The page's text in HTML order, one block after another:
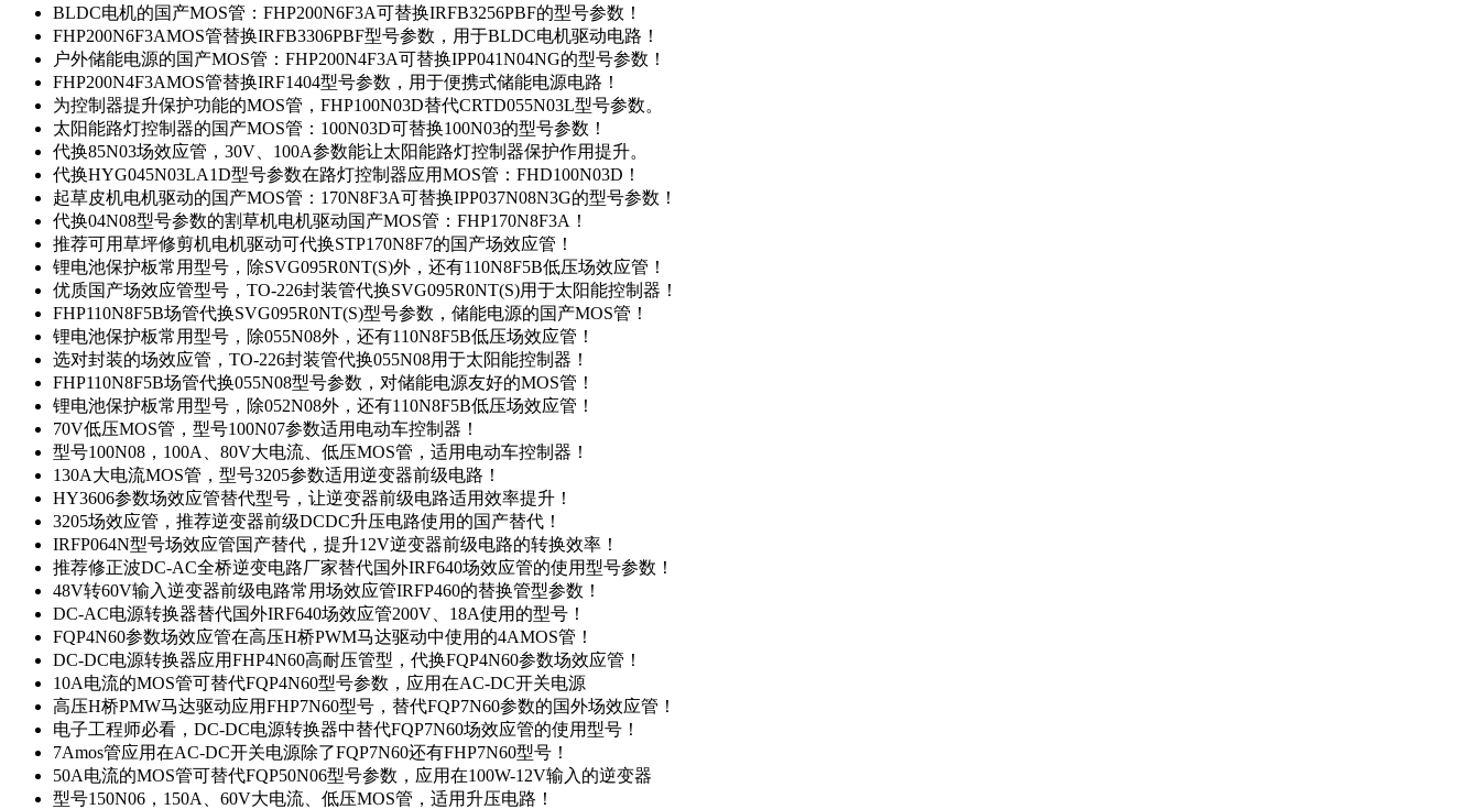
BLDC电机的国产MOS管：FHP200N6F3A可替换IRFB3256PBF的型号参数！
FHP200N6F3AMOS管替换IRFB3306PBF型号参数，用于BLDC电机驱动电路！
户外储能电源的国产MOS管：FHP200N4F3A可替换IPP041N04NG的型号参数！
FHP200N4F3AMOS管替换IRF1404型号参数，用于便携式储能电源电路！
为控制器提升保护功能的MOS管，FHP100N03D替代CRTD055N03L型号参数。
太阳能路灯控制器的国产MOS管：100N03D可替换100N03的型号参数！
代换85N03场效应管，30V、100A参数能让太阳能路灯控制器保护作用提升。
代换HYG045N03LA1D型号参数在路灯控制器应用MOS管：FHD100N03D！
起草皮机电机驱动的国产MOS管：170N8F3A可替换IPP037N08N3G的型号参数！
代换04N08型号参数的割草机电机驱动国产MOS管：FHP170N8F3A！
推荐可用草坪修剪机电机驱动可代换STP170N8F7的国产场效应管！
锂电池保护板常用型号，除SVG095R0NT(S)外，还有110N8F5B低压场效应管！
优质国产场效应管型号，TO-226封装管代换SVG095R0NT(S)用于太阳能控制器！
FHP110N8F5B场管代换SVG095R0NT(S)型号参数，储能电源的国产MOS管！
锂电池保护板常用型号，除055N08外，还有110N8F5B低压场效应管！
选对封装的场效应管，TO-226封装管代换055N08用于太阳能控制器！
FHP110N8F5B场管代换055N08型号参数，对储能电源友好的MOS管！
锂电池保护板常用型号，除052N08外，还有110N8F5B低压场效应管！
70V低压MOS管，型号100N07参数适用电动车控制器！
型号100N08，100A、80V大电流、低压MOS管，适用电动车控制器！
130A大电流MOS管，型号3205参数适用逆变器前级电路！
HY3606参数场效应管替代型号，让逆变器前级电路适用效率提升！
3205场效应管，推荐逆变器前级DCDC升压电路使用的国产替代！
IRFP064N型号场效应管国产替代，提升12V逆变器前级电路的转换效率！
推荐修正波DC-AC全桥逆变电路厂家替代国外IRF640场效应管的使用型号参数！
48V转60V输入逆变器前级电路常用场效应管IRFP460的替换管型参数！
DC-AC电源转换器替代国外IRF640场效应管200V、18A使用的型号！
FQP4N60参数场效应管在高压H桥PWM马达驱动中使用的4AMOS管！
DC-DC电源转换器应用FHP4N60高耐压管型，代换FQP4N60参数场效应管！
10A电流的MOS管可替代FQP4N60型号参数，应用在AC-DC开关电源
高压H桥PMW马达驱动应用FHP7N60型号，替代FQP7N60参数的国外场效应管！
电子工程师必看，DC-DC电源转换器中替代FQP7N60场效应管的使用型号！
7Amos管应用在AC-DC开关电源除了FQP7N60还有FHP7N60型号！
50A电流的MOS管可替代FQP50N06型号参数，应用在100W-12V输入的逆变器
型号150N06，150A、60V大电流、低压MOS管，适用升压电路！